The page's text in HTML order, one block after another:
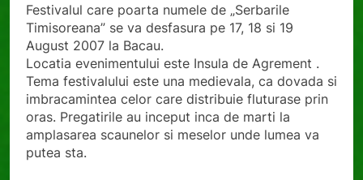
Festivalul care poarta numele de „Serbarile
Timisoreana” se va desfasura pe 17, 18 si 19
August 2007 la Bacau.
Locatia evenimentului este Insula de Agrement .
Tema festivalului este una medievala, ca dovada si
imbracamintea celor care distribuie fluturase prin
oras. Pregatirile au inceput inca de marti la
amplasarea scaunelor si meselor unde lumea va
putea sta.